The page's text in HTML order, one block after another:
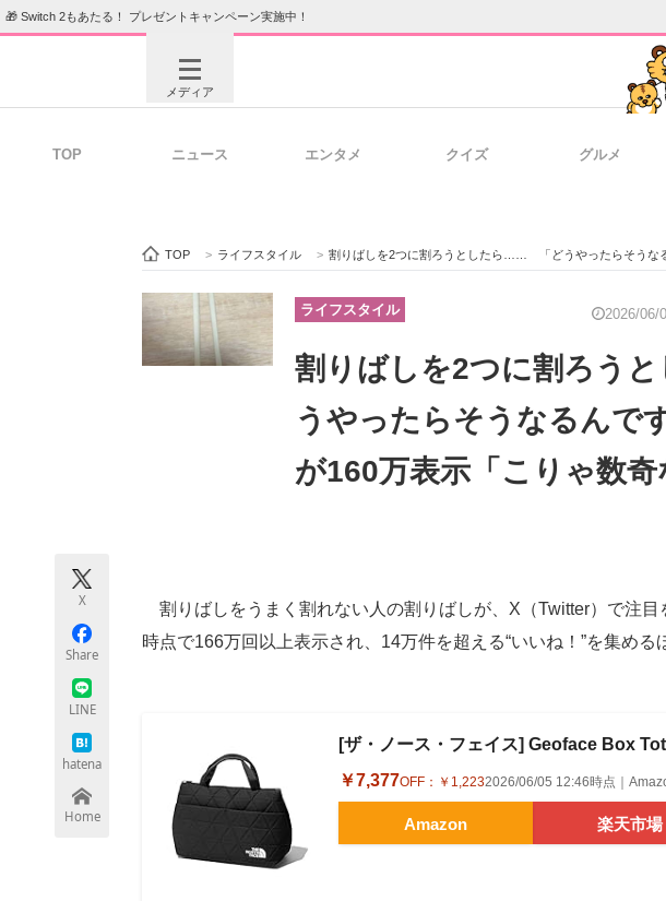
🎁 Switch 2もあたる！ プレゼントキャンペーン実施中！
メディア
ビジネスと働き方のヒント
ちょっと気になるネットの話題
TOP ニュース エンタメ クイズ グルメ
TOP > ライフスタイル > 割りばしを2つに割ろうとしたら…… 「どうやったらそうなるんです
ライフスタイル 2026/06/
割りばしを2つに割ろ
うやったらそうなるんで
が160万表示「こりゃ数奇
X
Share
LINE
hatena
Home
割りばしをうまく割れない人の割りばしが、X（Twitter）で注
時点で166万回以上表示され、14万件を超える“いいね！”を集める
[ザ・ノース・フェイス] Geoface Box
￥7,377OFF： ￥1,2232026/06/05 12:46時点｜
Amazon 楽天市場